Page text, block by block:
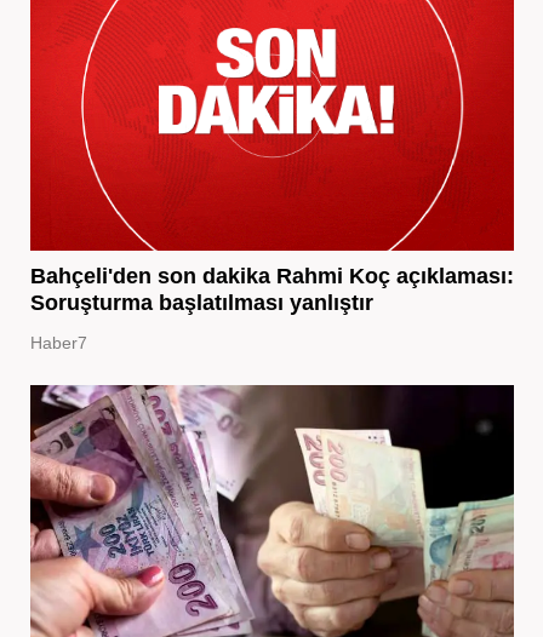
Bahçeli'den son dakika Rahmi Koç açıklaması:
Soruşturma başlatılması yanlıştır
Haber7